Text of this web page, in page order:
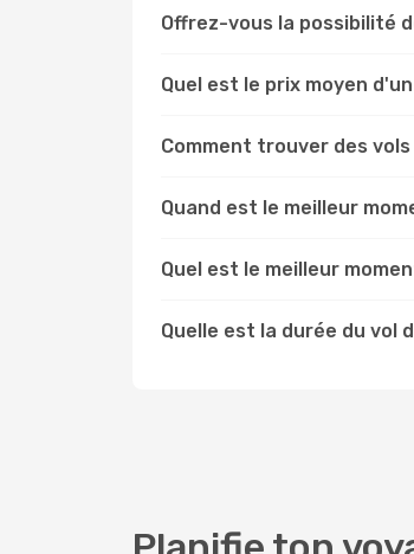
Offrez-vous la possibilité
Quel est le prix moyen
Comment trouver des
Quand est le meilleur
Quel est le meilleur
Quelle est la durée du vol